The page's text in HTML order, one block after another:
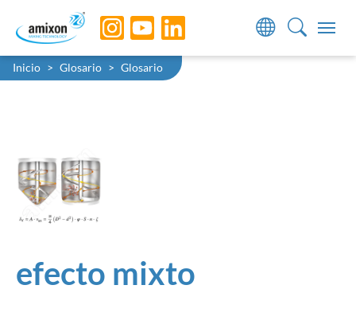
Skip to main navigation
Skip to main content
Skip to page footer
You are here:
Inicio Glosario Glosario
efecto mixto